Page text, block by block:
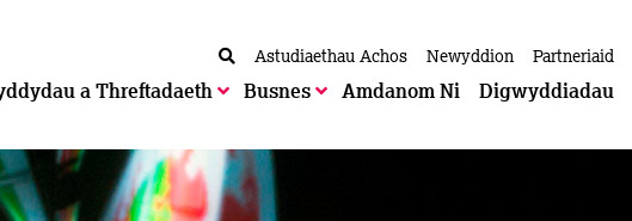
a Threftadaeth Busnes Amdanom Ni Digwyddiadau
Astudiaethau Achos Newyddion Partneriaid